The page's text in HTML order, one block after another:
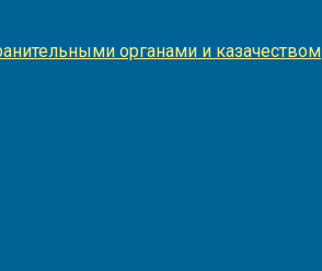
органами и казачеством